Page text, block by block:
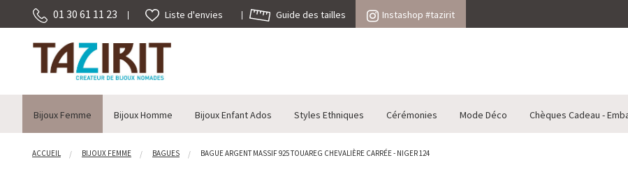
01 30 61 11 23 Liste d'envies Guide des tailles Instashop #tazirit
Bijoux Femme Bijoux Homme Bijoux Enfant Ados Styles Ethniques Cérémonies Mode Déco Chèques Cadeau -
ACCUEIL BIJOUX FEMME BAGUES BAGUE ARGENT MASSIF 925 TOUAREG CHEVALIÈRE CARRÉE - NIGER 124